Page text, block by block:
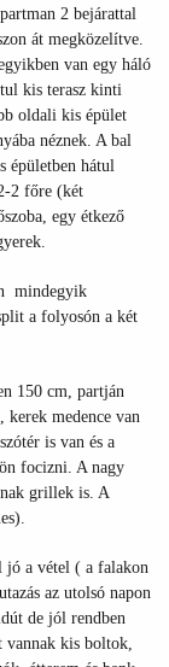
2 bejárattal
át megközelítve.
van egy háló
kis terasz kinti
oldali kis épület
néznek. A bal
épületben hátul
2 főre (két
egy étkező
mindegyik
a folyosón a két
150 cm, partján
kerek medence van
is van és a
focizni. A nagy
grillek is. A
jó a vétel ( a falakon
az utolsó napon
de jól rendben
kis boltok,